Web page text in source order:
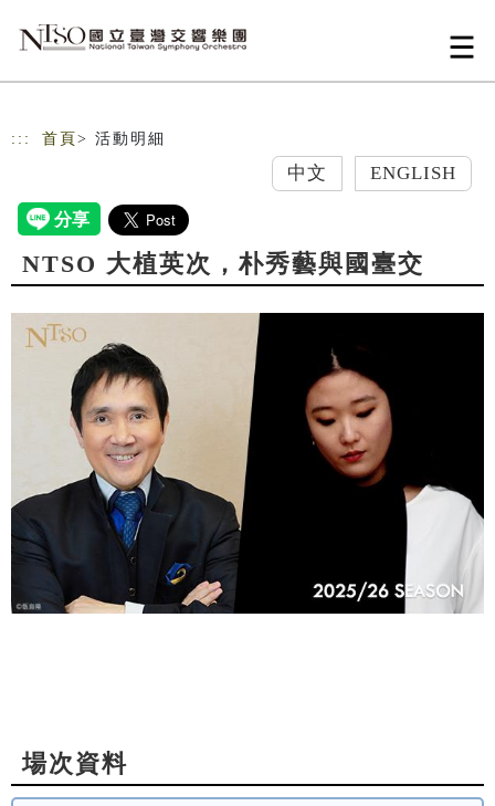
::: 首頁 > 活動明細
中文 ENGLISH
NTSO 大植英次，朴秀藝與國臺交
場次資料